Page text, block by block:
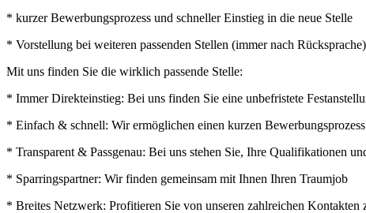
* kurzer Bewerbungsprozess und schneller Einstieg in die neue Stelle
* Vorstellung bei weiteren passenden Stellen (immer nach Rücksprache)
Mit uns finden Sie die wirklich passende Stelle:
* Immer Direkteinstieg: Bei uns finden Sie eine unbefristete
* Einfach & schnell: Wir ermöglichen einen kurzen
* Transparent & Passgenau: Bei uns stehen Sie, Ihre Qualifikationen
* Sparringspartner: Wir finden gemeinsam mit Ihnen Ihren Traumjob
* Breites Netzwerk: Profitieren Sie von unseren zahlreichen Kontakten